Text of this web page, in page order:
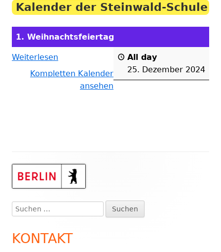
Kalender der Steinwald-Schule
1. Weihnachtsfeiertag
All day
25. Dezember 2024
Weiterlesen
Kompletten Kalender
ansehen
Haupt-
Suchen
nach:
KONTAKT